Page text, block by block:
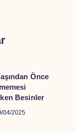
Önce
Besinler
04/2025